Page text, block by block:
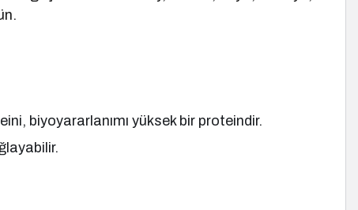
biyoyararlanımı yüksek bir proteindir.